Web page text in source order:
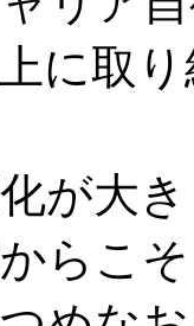
に取
が大
らこ